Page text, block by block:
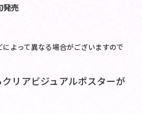
発売
よって異なる場合がございますので
リアビジュアルポスターが